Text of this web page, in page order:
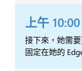
上午 10:00
接下來，她需
固定在她的